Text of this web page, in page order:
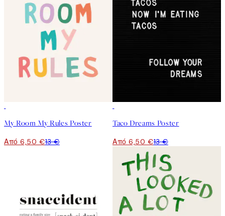
My Room My Rules Poster
Από 6,50 €13 €
Taco Dreams Poster
Από 6,50 €13 €